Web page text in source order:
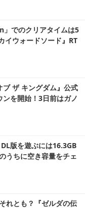
」でのクリアタイムは5
イウォードソード』RT
ブ ザ キングダム』公式
を開始！3日前はガノ
版を遊ぶには16.3GB
うちに空き容量をチェ
れとも？『ゼルダの伝